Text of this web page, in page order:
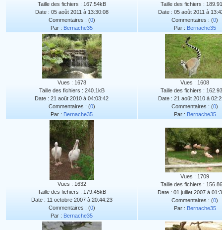
Taille des fichiers : 167.54kB
Date : 05 août 2011 à 13:30:08
Commentaires : (0)
Par : Bernache35
Taille des fichiers :
Date : 05 août 2011 à
Commentaires : (0)
Par : Bernache35
Vues : 1678
Taille des fichiers : 240.1kB
Date : 21 août 2010 à 04:03:42
Commentaires : (0)
Par : Bernache35
Vues : 1608
Taille des fichiers :
Date : 21 août 2010 à
Commentaires : (0)
Par : Bernache35
Vues : 1632
Taille des fichiers : 179.45kB
Date : 11 octobre 2007 à 20:44:23
Commentaires : (0)
Par : Bernache35
Vues : 1709
Taille des fichiers :
Date : 01 juillet 2007 à
Commentaires : (0)
Par : Bernache35